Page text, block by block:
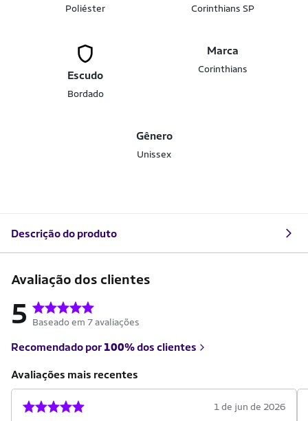
Poliéster Corinthians SP
Escudo
Bordado
Marca
Corinthians
Gênero
Unissex
Descrição do produto
Avaliação dos clientes
5 Baseado em 7 avaliações
Recomendado por 100%dos clientes
Avaliações mais recentes
1 de jun de 2026